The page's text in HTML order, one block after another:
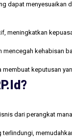
dapat
meningkatkan
kehabisan
keputusan
dari perangkat